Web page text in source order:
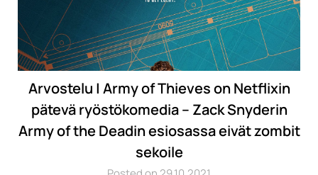
Arvostelu | Army of Thieves on Netflixin
pätevä ryöstökomedia – Zack Snyderin
Army of the Deadin esiosassa eivät zombit
sekoile